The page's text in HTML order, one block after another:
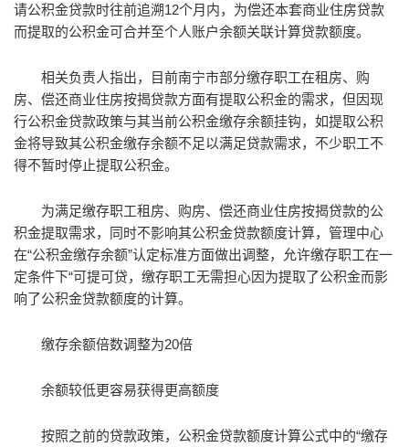
请公积金贷款时往前追溯12个月内，为偿还本套商业住房贷款
而提取的公积金可合并至个人账户余额关联计算贷款额度。
相关负责人指出，目前南宁市部分缴存职工在租房、购
房、偿还商业住房按揭贷款方面有提取公积金的需求，但因现
行公积金贷款政策与其当前公积金缴存余额挂钩，如提取公积
金将导致其公积金缴存余额不足以满足贷款需求，不少职工不
得不暂时停止提取公积金。
为满足缴存职工租房、购房、偿还商业住房按揭贷款的公
积金提取需求，同时不影响其公积金贷款额度计算，管理中心
在“公积金缴存余额”认定标准方面做出调整，允许缴存职工在一
定条件下“可提可贷，缴存职工无需担心因为提取了公积金而影
响了公积金贷款额度的计算。
缴存余额倍数调整为20倍
余额较低更容易获得更高额度
按照之前的贷款政策，公积金贷款额度计算公式中的“缴存